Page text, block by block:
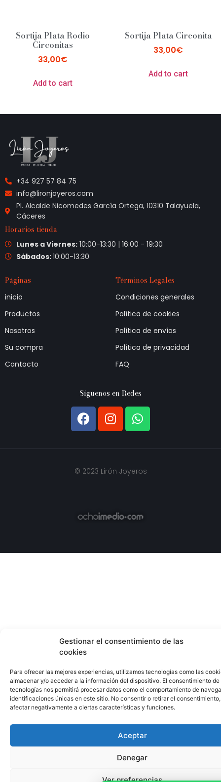
Gestionar el consentimiento de las
cookies
Para ofrecer las mejores experiencias, utilizamos tecnologías como las
almacenar y/o acceder a la información del dispositivo. El consentimiento de
tecnologías nos permitirá procesar datos como el comportamiento de
identificaciones únicas en este sitio. No consentir o retirar el
afectar negativamente a ciertas características y funciones.
Aceptar
Denegar
Ver preferencias
Sortija Plata Rodio
Circonitas
33,00€
Add to cart
Sortija Plata Circonita
33,00€
Add to cart
+34 927 57 84 75
info@lironjoyeros.com
Pl. Alcalde Nicomedes García Ortega, 10310 Talayuela,
Cáceres
Horarios tienda
Lunes a Viernes:10:00-13:30 | 16:00 - 19:30
Sábados:10:00-13:30
Páginas
inicio
Productos
Nosotros
Su compra
Contacto
Términos Legales
Condiciones generales
Política de cookies
Política de envíos
Política de privacidad
FAQ
Síguenos en Redes
© 2023 Lirón Joyeros